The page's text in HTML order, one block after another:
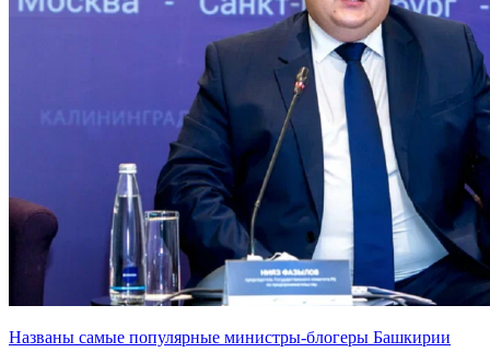
Названы самые популярные министры-блогеры Башкирии